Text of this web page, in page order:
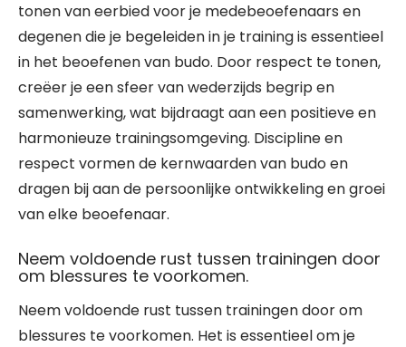
tonen van eerbied voor je medebeoefenaars en
degenen die je begeleiden in je training is essentieel
in het beoefenen van budo. Door respect te tonen,
creëer je een sfeer van wederzijds begrip en
samenwerking, wat bijdraagt aan een positieve en
harmonieuze trainingsomgeving. Discipline en
respect vormen de kernwaarden van budo en
dragen bij aan de persoonlijke ontwikkeling en groei
van elke beoefenaar.
Neem voldoende rust tussen trainingen door
om blessures te voorkomen.
Neem voldoende rust tussen trainingen door om
blessures te voorkomen. Het is essentieel om je